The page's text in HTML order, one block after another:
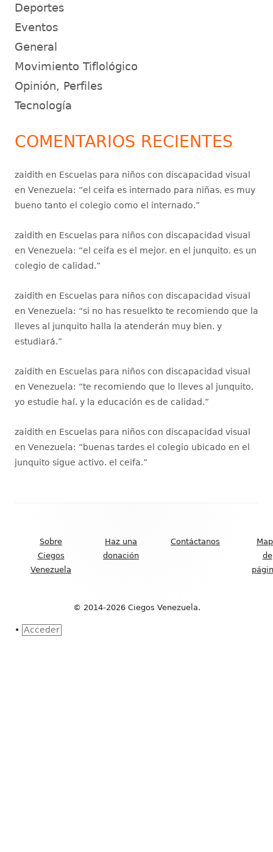
Deportes
Eventos
General
Movimiento Tiflológico
Opinión, Perfiles
Tecnología
COMENTARIOS RECIENTES
zaidith en Escuelas para niños con discapacidad visual
en Venezuela: “el ceifa es internado para niñas. es muy
bueno tanto el colegio como el internado.”
zaidith en Escuelas para niños con discapacidad visual
en Venezuela: “el ceifa es el mejor. en el junquito. es un
colegio de calidad.”
zaidith en Escuelas para niños con discapacidad visual
en Venezuela: “si no has resuelkto te recomiendo que la
lleves al junquito halla la atenderán muy bien. y
estudiará.”
zaidith en Escuelas para niños con discapacidad visual
en Venezuela: “te recomiendo que lo lleves al junquito,
yo estudie haí. y la educación es de calidad.”
zaidith en Escuelas para niños con discapacidad visual
en Venezuela: “buenas tardes el colegio ubicado en el
junquito sigue activo. el ceifa.”
Footer
Sobre
Ciegos
Venezuela
Haz una
donación
Contáctanos
de
© 2014-2026 Ciegos Venezuela.
• Acceder